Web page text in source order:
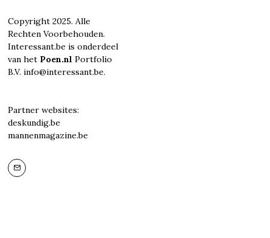
Copyright 2025. Alle
Rechten Voorbehouden.
Interessant.be is onderdeel
van het Poen.nl Portfolio
B.V. info@interessant.be.
Partner websites:
deskundig.be
mannenmagazine.be